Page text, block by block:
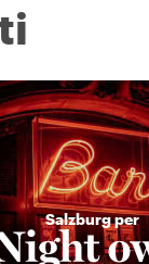
Salzburg per